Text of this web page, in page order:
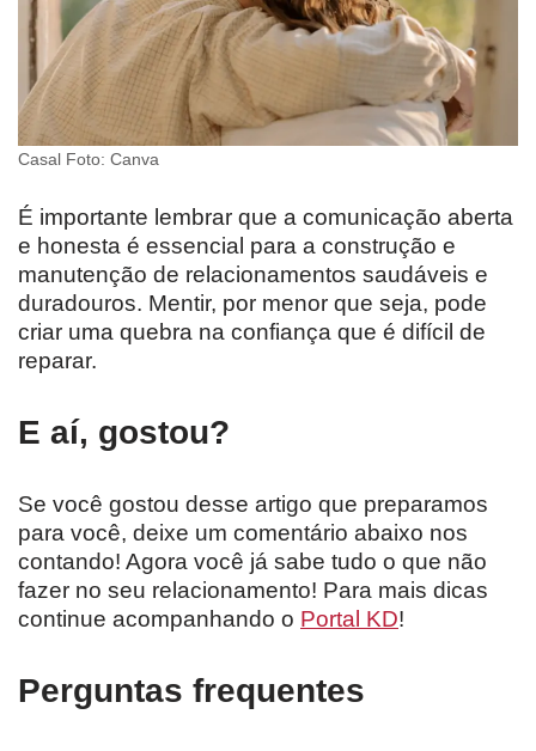
Casal Foto: Canva
É importante lembrar que a comunicação aberta
e honesta é essencial para a construção e
manutenção de relacionamentos saudáveis ​​e
duradouros. Mentir, por menor que seja, pode
criar uma quebra na confiança que é difícil de
reparar.
E aí, gostou?
Se você gostou desse artigo que preparamos
para você, deixe um comentário abaixo nos
contando! Agora você já sabe tudo o que não
fazer no seu relacionamento! Para mais dicas
continue acompanhando o Portal KD!
Perguntas frequentes